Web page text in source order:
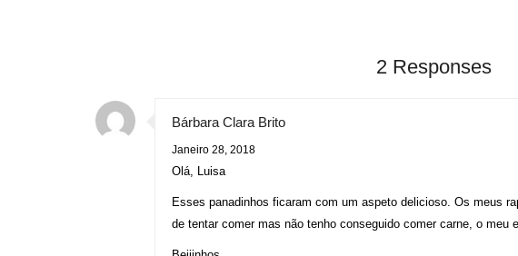
2 Responses
Bárbara Clara Brito
Janeiro 28, 2018
Olá, Luisa
Esses panadinhos ficaram com um aspeto delicioso. Os meus
de tentar comer mas não tenho conseguido comer carne, o meu